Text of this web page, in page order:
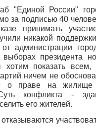
"Единой России"
за подписью 40
принимать
никакой
администрации
президента
показать всем,
ничем не
о праве на
конфликта -
его жителей.